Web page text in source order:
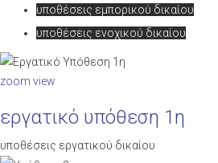
υποθέσεις εμπορικού δικαίου
υποθέσεις ενοχικού δικαίου
zoom view
εργατικό υπόθεση 1η
υποθέσεις εργατικού δικαίου